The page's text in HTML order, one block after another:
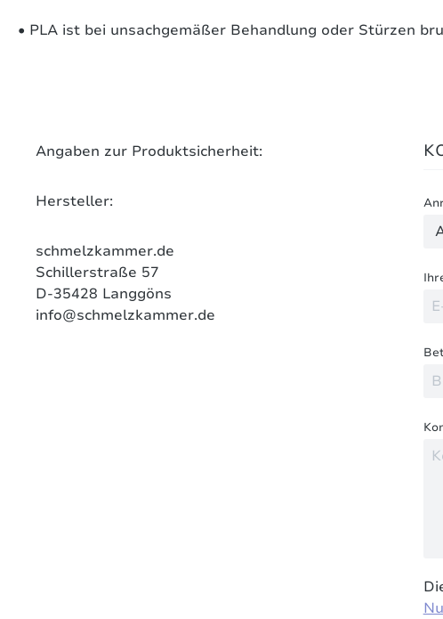
• PLA ist bei unsachgemäßer Behandlung oder Stürzen
Angaben zur Produktsicherheit:
Hersteller:
schmelzkammer.de
Schillerstraße 57
D-35428 Langgöns
info@schmelzkammer.de